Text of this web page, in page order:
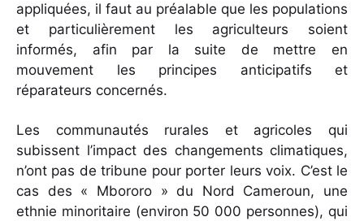
appliquées, il faut au préalable que les populations
et particulièrement les agriculteurs soient
informés, afin par la suite de mettre en
mouvement les principes anticipatifs et
réparateurs concernés.
Les communautés rurales et agricoles qui
subissent l’impact des changements climatiques,
n’ont pas de tribune pour porter leurs voix. C’est le
cas des « Mbororo » du Nord Cameroun, une
ethnie minoritaire (environ 50 000 personnes), qui